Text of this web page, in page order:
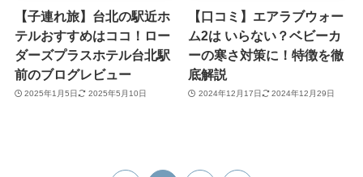
【子連れ旅】台北の駅近ホ
テルおすすめはココ！ロー
ダーズプラスホテル台北駅
前のブログレビュー
2025年1月5日 2025年5月10日
【口コミ】エアラブウォー
ム2は いらない？ベビーカ
ーの寒さ対策に！特徴を徹
底解説
2024年12月17日 2024年12月29日